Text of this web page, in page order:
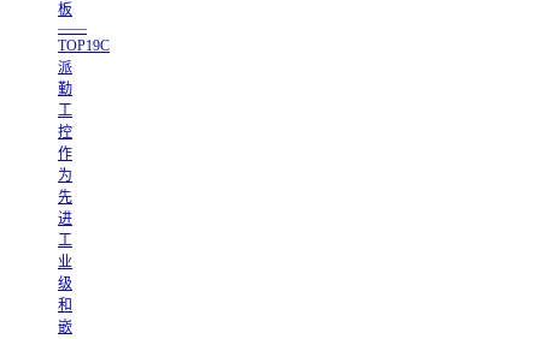
板
——
TOP19C
派
勤
工
控
作
为
先
进
工
业
级
和
嵌